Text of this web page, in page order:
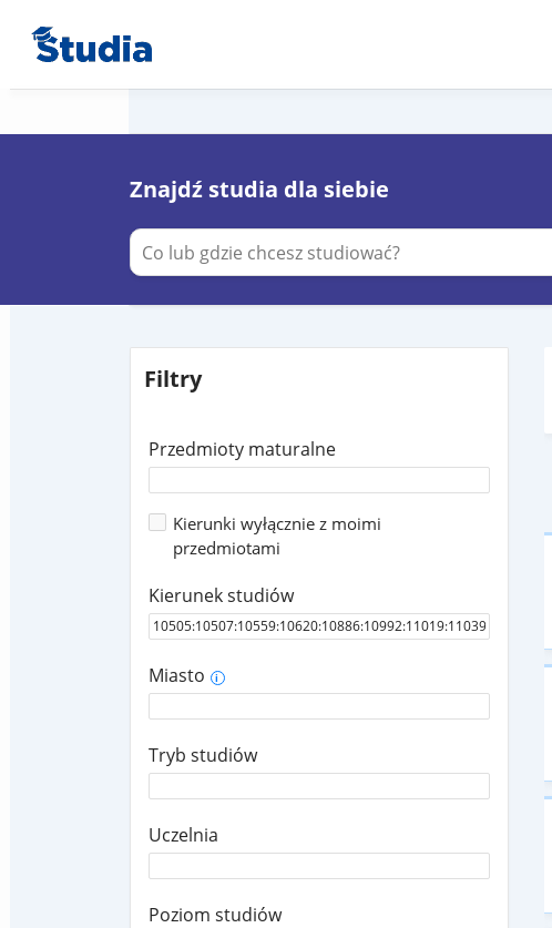
Znajdź studia dla siebie
Filtry
Przedmioty maturalne
Kierunki wyłącznie z moimi
przedmiotami
Kierunek studiów
Miasto i
Tryb studiów
Uczelnia
Poziom studiów